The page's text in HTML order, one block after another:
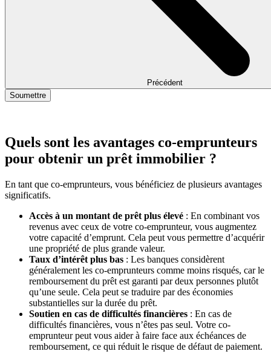
Précédent
Soumettre
Quels sont les avantages co-emprunteurs
pour obtenir un prêt immobilier ?
En tant que co-emprunteurs, vous bénéficiez de plusieurs avantages
significatifs.
Accès à un montant de prêt plus élevé : En combinant vos
revenus avec ceux de votre co-emprunteur, vous augmentez
votre capacité d’emprunt. Cela peut vous permettre d’acquérir
une propriété de plus grande valeur.
Taux d’intérêt plus bas : Les banques considèrent
généralement les co-emprunteurs comme moins risqués, car le
remboursement du prêt est garanti par deux personnes plutôt
qu’une seule. Cela peut se traduire par des économies
substantielles sur la durée du prêt.
Soutien en cas de difficultés financières : En cas de
difficultés financières, vous n’êtes pas seul. Votre co-
emprunteur peut vous aider à faire face aux échéances de
remboursement, ce qui réduit le risque de défaut de paiement.